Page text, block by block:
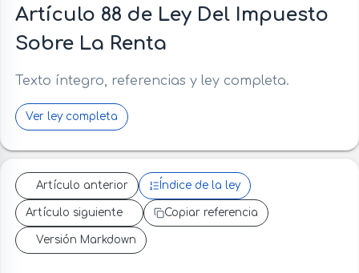
Artículo 88 de Ley Del Impuesto
Sobre La Renta
Texto íntegro, referencias y ley completa.
Ver ley completa
Artículo anterior Índice de la ley
Artículo siguiente Copiar referencia
Versión Markdown